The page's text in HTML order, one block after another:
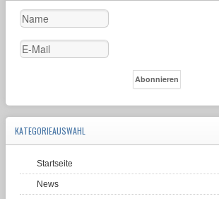
KATEGORIEAUSWAHL
Startseite
News